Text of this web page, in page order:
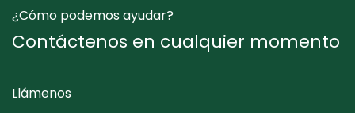
¿Cómo podemos ayudar?
Contáctenos en cualquier momento
Llámenos
+34 961 412 050